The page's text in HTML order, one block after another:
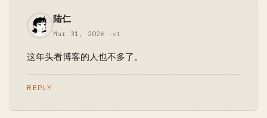
陆仁
Mar 31, 2026 ·v1
这年头看博客的人也不多了。
REPLY